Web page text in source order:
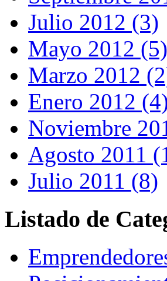
Julio 2012 (3)
Mayo 2012 (5)
Marzo 2012
Enero 2012
Noviembre
Agosto 2011
Julio 2011 (8)
Listado de